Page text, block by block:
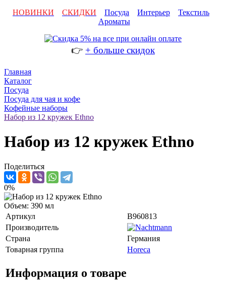
НОВИНКИ
СКИДКИ Посуда Интерьер
Текстиль
Ароматы
👉 + больше скидок
Главная
Каталог
Посуда
Посуда для чая и кофе
Кофейные наборы
Набор из 12 кружек Ethno
Набор из 12 кружек Ethno
Поделиться
0%
Объем: 390 мл
Артикул
B960813
Производитель
Страна
Германия
Товарная группа
Horeca
Информация о товаре